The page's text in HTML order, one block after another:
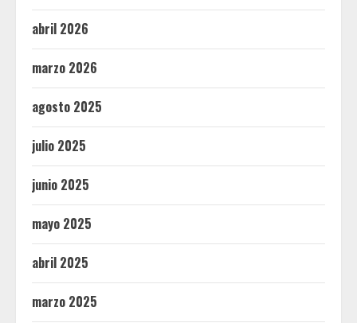
abril 2026
marzo 2026
agosto 2025
julio 2025
junio 2025
mayo 2025
abril 2025
marzo 2025